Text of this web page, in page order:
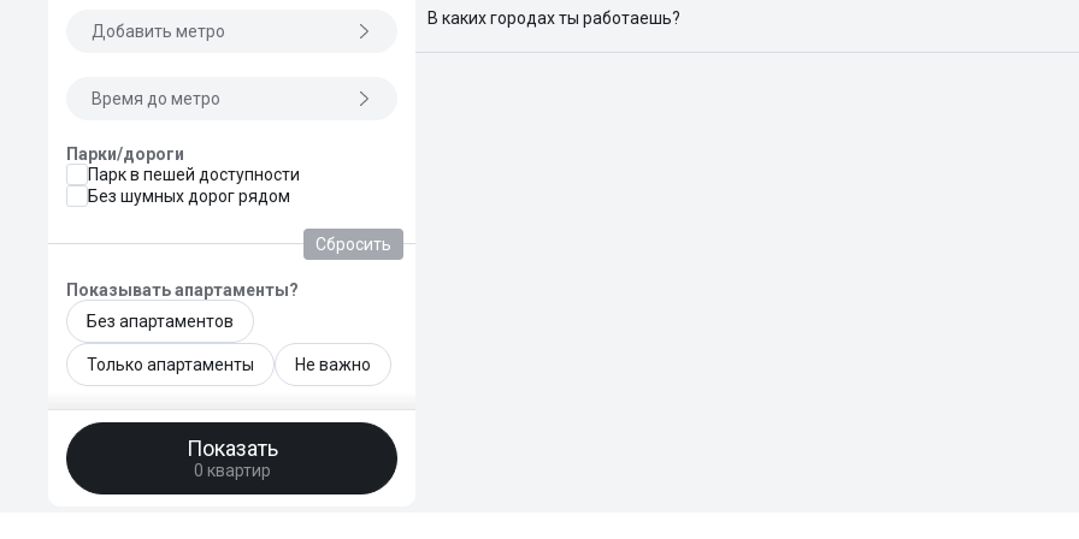
Добавить метро
Время до метро
Парки/дороги
Парк в пешей доступности
Без шумных дорог рядом
Сбросить
Показывать апартаменты?
Без апартаментов
Только апартаменты Не важно
Общая площадь, м²
—
Показать
0 квартир
В каких городах ты работаешь?